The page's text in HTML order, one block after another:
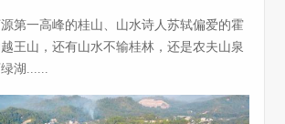
第一高峰的桂山、山水诗人苏轼偏爱的霍
王山，还有山水不输桂林，还是农夫山泉
湖......